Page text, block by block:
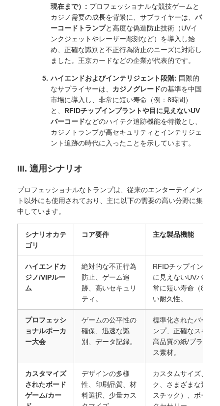
現在まで）: プロフェッショナルな競技ゲームと
カジノ需要の成長を背景に、サプライヤーは、 バ
ーコードトランプと高度な偽造防止技術（UVイ
ンクジェットやレーザー彫刻など）を導入し始
め、正確な識別と不正行為防止のニーズに対応し
ました。王京カードなどの企業が代表的です。
ハイエンドおよびインテリジェント段階: 国際的
なサプライヤーは、 カジノグレードの基準を中国
市場に導入し、非常に短い寿命（例：8時間）
と、 RFIDチップインプラントや目に見えないUV
バーコードなどのハイテク追跡機能を特徴とし、
カジノトランプが高セキュリティとインテリジェ
ント追跡の時代に入ったことを示しています。
III. 適用シナリオ
プロフェッショナルなトランプは、従来のエンターテイメン
ト以外にも使用されており、主に以下の需要の高い分野に集
中しています。
シナリオカテ
ゴリ
コア要件 主な製品機能
ハイエンドカ
ジノ/VIPルー
ム
絶対的な不正行為
防止、ゲーム追
跡、高いセキュリ
ティ。
RFIDチップインプラ
に見えないUVバーコ
常に短い寿命（8時
い耐久性。
プロフェッシ
ョナルポーカ
ー大会
ゲームの公平性の
確保、迅速な識
別、データ記録。
標準化されたバーコ
ンプ、正確なスキャ
高品質の紙/プラスチ
ス素材。
カスタマイズ
されたボード
ゲーム/カー
デザインの多様
性、印刷品質、材
料選択、少量カス
カスタムサイズ、特
ク、さまざまな素材
スチック）、ボード